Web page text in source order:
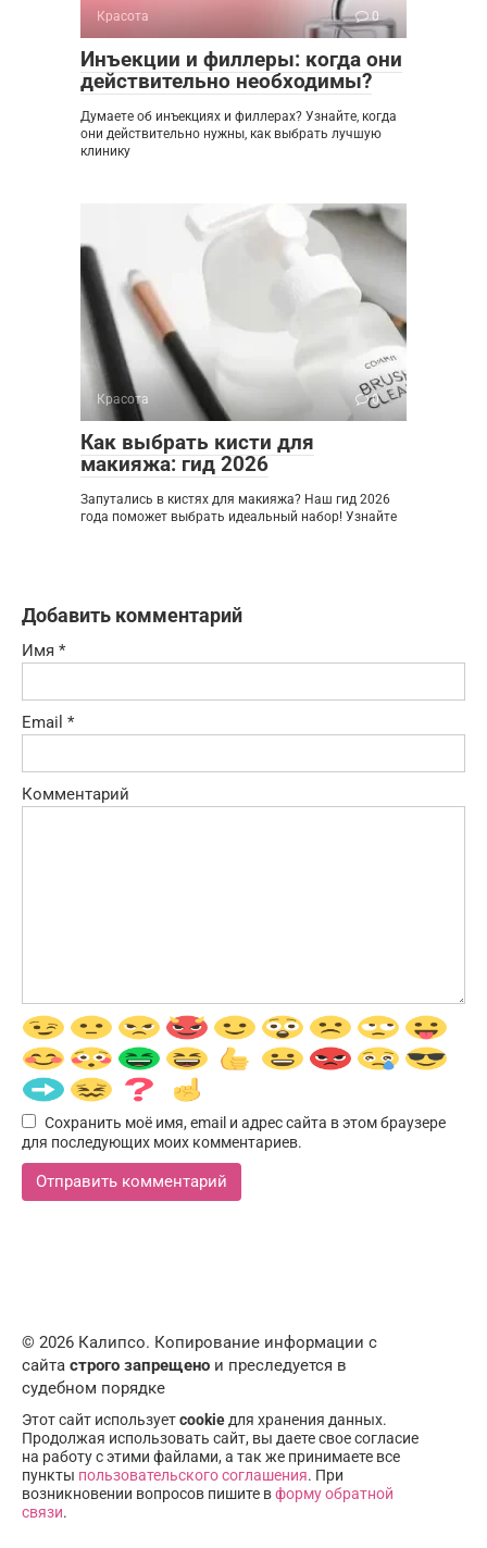
Красота 0
Инъекции и филлеры: когда они
действительно необходимы?
Думаете об инъекциях и филлерах? Узнайте, когда
они действительно нужны, как выбрать лучшую
клинику
Красота 0
Как выбрать кисти для
макияжа: гид 2026
Запутались в кистях для макияжа? Наш гид 2026
года поможет выбрать идеальный набор! Узнайте
Добавить комментарий
Имя *
Email *
Комментарий
Сохранить моё имя, email и адрес сайта в этом браузере
для последующих моих комментариев.
© 2026 Калипсо. Копирование информации с
сайта строго запрещено и преследуется в
судебном порядке
Этот сайт используетcookie для хранения данных.
Продолжая использовать сайт, вы даете свое согласие
на работу с этими файлами, а так же принимаете все
пункты пользовательского соглашения. При
возникновении вопросов пишите вформу обратной
связи.